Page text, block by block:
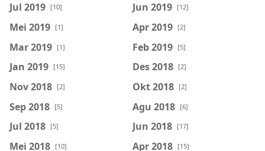
Jul 2019 [10] Jun 2019 [12]
Mei 2019 [1] Apr 2019 [2]
Mar 2019 [1] Feb 2019 [5]
Jan 2019 [15] Des 2018 [2]
Nov 2018 [2] Okt 2018 [2]
Sep 2018 [5] Agu 2018 [6]
Jul 2018 [5] Jun 2018 [17]
Mei 2018 [10] Apr 2018 [15]